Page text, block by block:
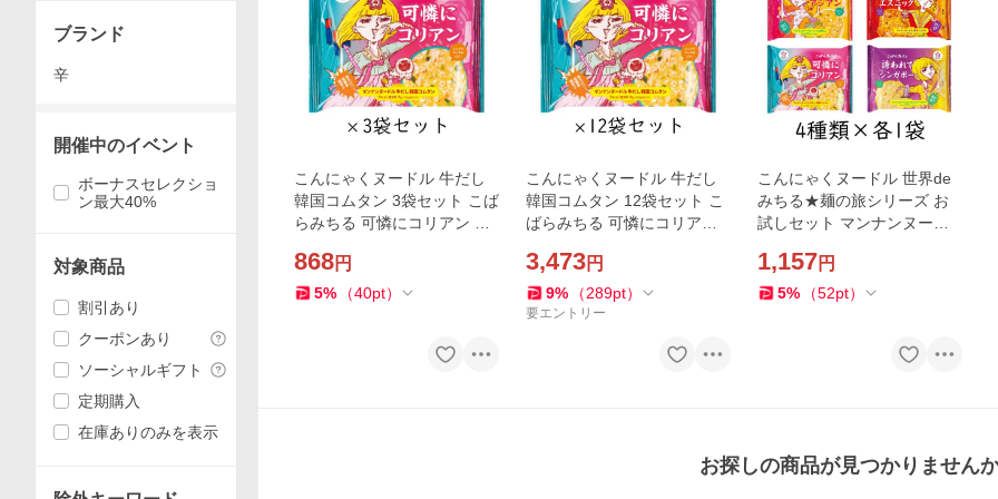
こんにゃくヌードル 牛だし
韓国コムタン 3袋セット こば
らみちる 可憐にコリアン ハ
868円
5% （40pt）
こんにゃくヌードル 牛だし
韓国コムタン 12袋セット こ
ばらみちる 可憐にコリアン
3,473円
9% （289pt）
要エントリー
こんにゃくヌードル 世界de
みちる★麺の旅シリーズ お
試しセット マンナンヌード
1,157円
5% （52pt）
お探しの商品が見つかりません
ブランド
辛
開催中のイベント
ボーナスセレクショ
ン最大40%
対象商品
割引あり
クーポンあり
ソーシャルギフト
定期購入
在庫ありのみを表示